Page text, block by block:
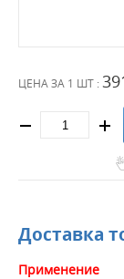
ЦЕНА ЗА 1 ШТ :
Доставка
Применение